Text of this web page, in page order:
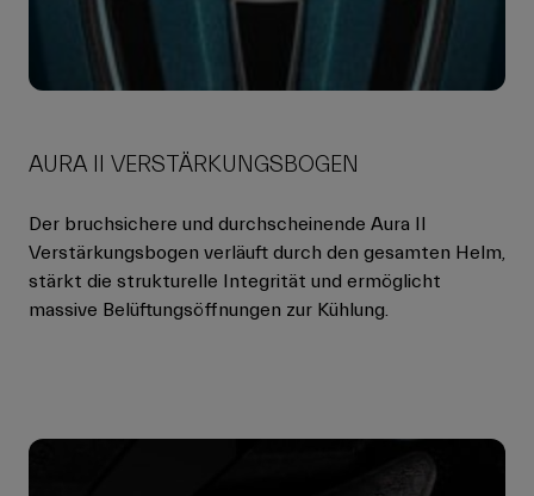
AURA II VERSTÄRKUNGSBOGEN
Der bruchsichere und durchscheinende Aura II
Verstärkungsbogen verläuft durch den gesamten Helm,
stärkt die strukturelle Integrität und ermöglicht
massive Belüftungsöffnungen zur Kühlung.